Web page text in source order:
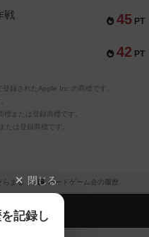
45 PT
戦
42 PT
録されたApple Inc.の商標です。
または登録商標です。
は登録商標です。
らまる ボードゲーム会の履歴
閉じる
記録し